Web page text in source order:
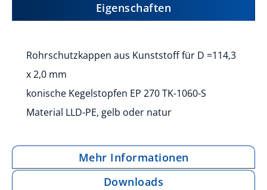
Eigenschaften
Rohrschutzkappen aus Kunststoff für D =114,3
x 2,0 mm
konische Kegelstopfen EP 270 TK-1060-S
Material LLD-PE, gelb oder natur
Mehr Informationen
Downloads